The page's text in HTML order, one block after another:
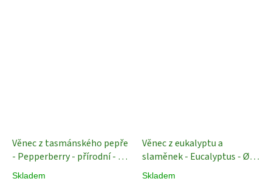
Věnec z tasmánského pepře
- Pepperberry - přírodní - Ø
25 cm
Skladem
Věnec z eukalyptu a
slaměnek - Eucalyptus - Ø
28 cm
Skladem